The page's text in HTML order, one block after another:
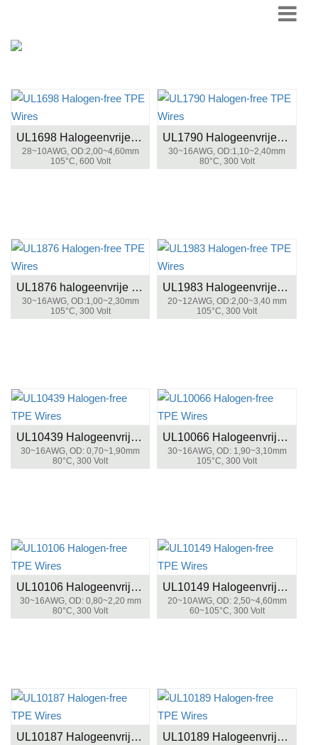
UL1698 Halogeenvrije TPE-draden
28~10AWG, OD:2,00~4,60mm
105°C, 600 Volt
UL1790 Halogeenvrije TPE-draden
30~16AWG, OD:1,10~2,40mm
80°C, 300 Volt
UL1876 halogeenvrije TPE-draden
30~16AWG, OD:1,00~2,30mm
105°C, 300 Volt
UL1983 Halogeenvrije TPE-draden
20~12AWG, OD:2,00~3,40 mm
105°C, 300 Volt
UL10439 Halogeenvrije TPE-draden
30~16AWG, OD: 0,70~1,90mm
80°C, 300 Volt
UL10066 Halogeenvrije TPE-draden
30~16AWG, OD: 1,90~3,10mm
105°C, 300 Volt
UL10106 Halogeenvrije TPE-draden
30~16AWG, OD: 0,80~2,20 mm
80°C, 300 Volt
UL10149 Halogeenvrije TPE-draden
20~10AWG, OD: 2,50~4,60mm
60~105°C, 300 Volt
UL10187 Halogeenvrije TPE-draden UL10189 Halogeenvrije TPE-draden